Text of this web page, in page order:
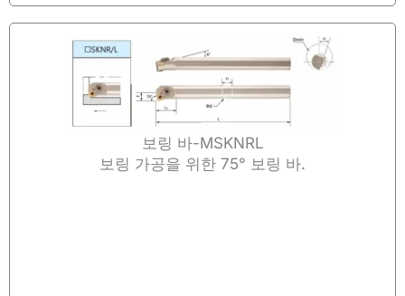
보링 바-MSKNRL
보링 가공을 위한 75° 보링 바.